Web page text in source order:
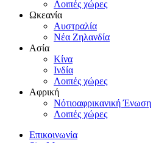
Λοιπές χώρες
Ωκεανία
Aυστραλία
Nέα Zηλανδία
Aσία
Kίνα
Iνδία
Λοιπές χώρες
Αφρική
Nότιοαφρικανική Ένωση
Λοιπές χώρες
Επικοινωνία